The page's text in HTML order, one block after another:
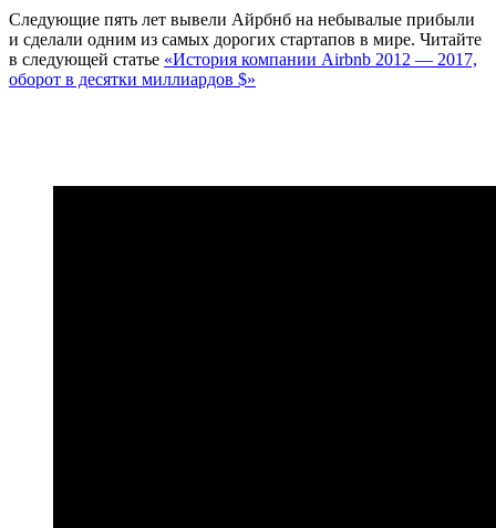
Следующие пять лет вывели Айрбнб на небывалые прибыли
и сделали одним из самых дорогих стартапов в мире. Читайте
в следующей статье «История компании Airbnb 2012 — 2017,
оборот в десятки миллиардов $»